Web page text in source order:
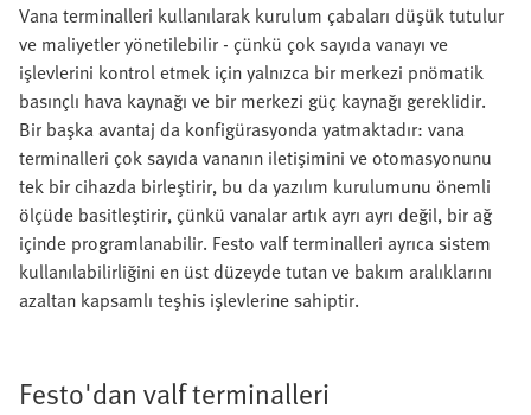
Vana terminalleri kullanılarak kurulum çabaları düşük tutulur
ve maliyetler yönetilebilir - çünkü çok sayıda vanayı ve
işlevlerini kontrol etmek için yalnızca bir merkezi pnömatik
basınçlı hava kaynağı ve bir merkezi güç kaynağı gereklidir.
Bir başka avantaj da konfigürasyonda yatmaktadır: vana
terminalleri çok sayıda vananın iletişimini ve otomasyonunu
tek bir cihazda birleştirir, bu da yazılım kurulumunu önemli
ölçüde basitleştirir, çünkü vanalar artık ayrı ayrı değil, bir ağ
içinde programlanabilir. Festo valf terminalleri ayrıca sistem
kullanılabilirliğini en üst düzeyde tutan ve bakım aralıklarını
azaltan kapsamlı teşhis işlevlerine sahiptir.
Festo'dan valf terminalleri